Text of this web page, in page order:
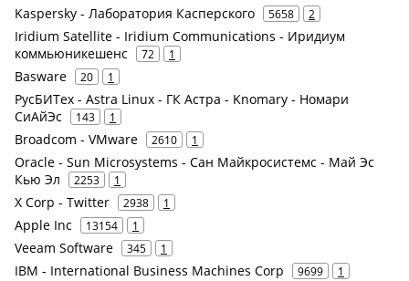
Kaspersky - Лаборатория Касперского 5658 2
Iridium Satellite - Iridium Communications - Иридиум
коммьюникешенс
72 1
Basware 20 1
РусБИТех - Astra Linux - ГК Астра - Knomary - Номари
СиАйЭс
143 1
Broadcom - VMware 2610 1
Oracle - Sun Microsystems - Сан Майкросистемс - Май Эс
Кью Эл
2253 1
X Corp - Twitter 2938 1
Apple Inc 13154 1
Veeam Software 345 1
IBM - International Business Machines Corp 9699 1